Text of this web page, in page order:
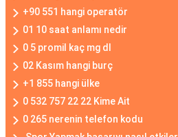
+90 551 hangi operatör
01 10 saat anlamı nedir
0 5 promil kaç mg dl
02 Kasım hangi burç
+1 855 hangi ülke
0 532 757 22 22 Kime Ait
0 265 nerenin telefon kodu